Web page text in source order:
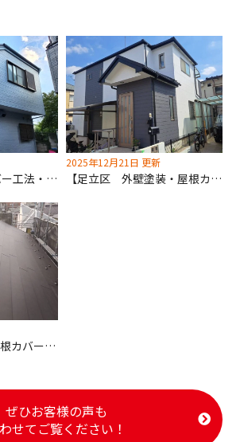
【足立区 屋根カバー工法・外壁(遮熱)塗装工事】塗装不可素材！深井塗装は適切な施工をご提案します！
2025年12月21日 更新
【足立区 外壁塗装・屋根カバー工法】白系と黒系のコントラストでメリハリを！
板橋区 W様邸 屋根カバー工法工事
ぜひお客様の声も
せてご覧ください！